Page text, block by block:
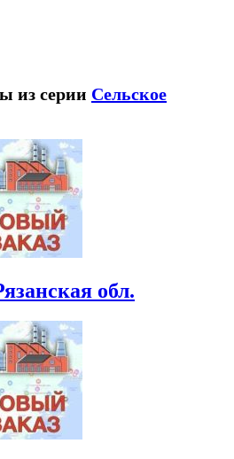
из серии Сельское
обл.